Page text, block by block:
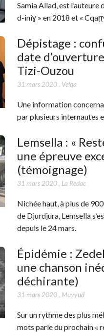
Samia Allad, est l’auteure
d-iniɣ » en 2018 et «
Dépistage :
date
Tizi-Ouzou
31 mars 2020, Velqa
Une information
par plusieurs internautes
Lemsella : «
une épreuve
(témoignage)
31 mars 2020, La Redac
Nichée haut, à plus de
de Djurdjura, Lemsella
depuis le 24 mars.
Épidémie :
une chanson
déchirante)
31 mars 2020, Muyyud
Sur un rythme des plus
mots parle du prochain «